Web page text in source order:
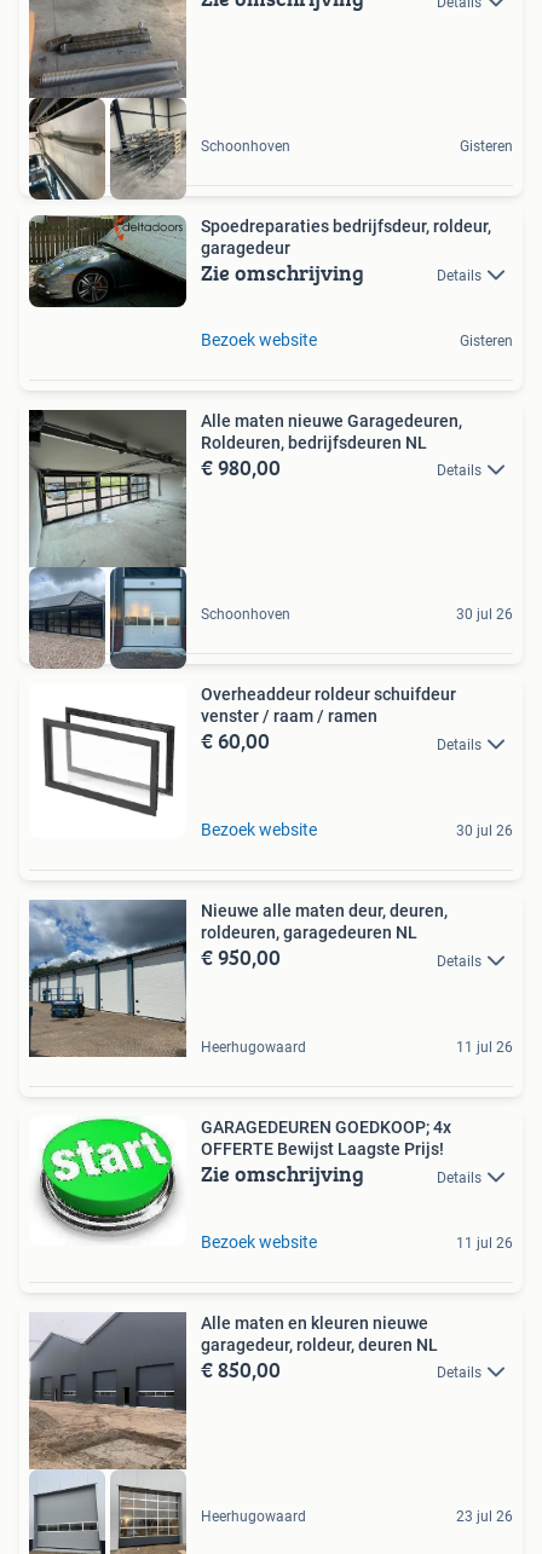
Schoonhoven Gisteren
Spoedreparaties bedrijfsdeur, roldeur,
garagedeur
Zie omschrijving Details
Bezoek website Gisteren
Alle maten nieuwe Garagedeuren,
Roldeuren, bedrijfsdeuren NL
€ 980,00 Details
Schoonhoven 30 jul 26
Overheaddeur roldeur schuifdeur
venster / raam / ramen
€ 60,00 Details
Bezoek website 30 jul 26
Nieuwe alle maten deur, deuren,
roldeuren, garagedeuren NL
€ 950,00 Details
Heerhugowaard 11 jul 26
GARAGEDEUREN GOEDKOOP; 4x
OFFERTE Bewijst Laagste Prijs!
Zie omschrijving Details
Bezoek website 11 jul 26
Alle maten en kleuren nieuwe
garagedeur, roldeur, deuren NL
€ 850,00 Details
Heerhugowaard 23 jul 26